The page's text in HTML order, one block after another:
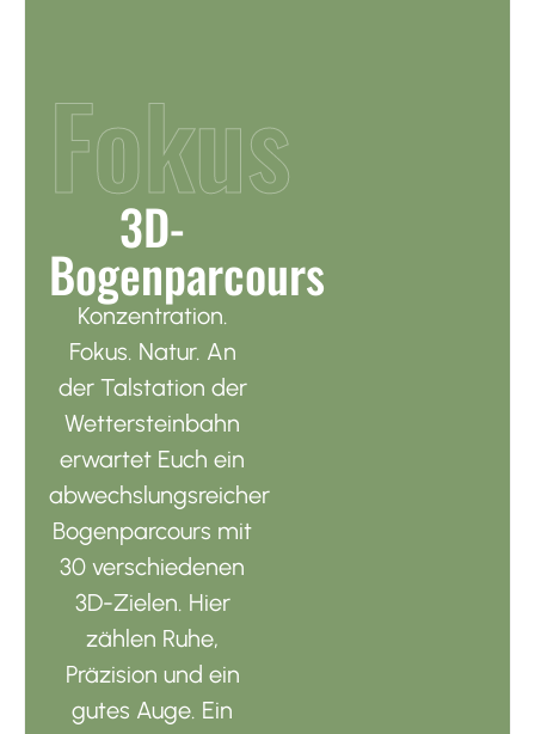
Fokus
3D-
Bogenparcours
Konzentration.
Fokus. Natur. An
der Talstation der
Wettersteinbahn
erwartet Euch ein
abwechslungsreicher
Bogenparcours mit
30 verschiedenen
3D-Zielen. Hier
zählen Ruhe,
Präzision und ein
gutes Auge. Ein